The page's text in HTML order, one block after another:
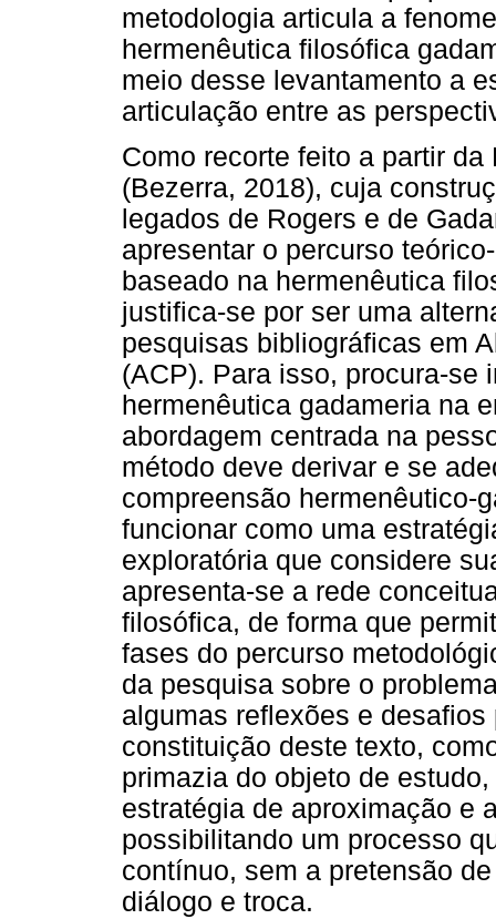
metodologia articula a
hermenêutica filosófica
meio desse levantamento a
articulação entre as
Como recorte feito a partir
(Bezerra, 2018), cuja
legados de Rogers e de
apresentar o percurso
baseado na hermenêutica
justifica-se por ser uma
pesquisas bibliográficas em
(ACP). Para isso, procura-se
hermenêutica gadameria na
abordagem centrada na
método deve derivar e se
compreensão hermenêutico-
funcionar como uma
exploratória que considere
apresenta-se a rede
filosófica, de forma que
fases do percurso
da pesquisa sobre o
algumas reflexões e
constituição deste texto,
primazia do objeto de
estratégia de aproximação e
possibilitando um processo
contínuo, sem a pretensão
diálogo e troca.